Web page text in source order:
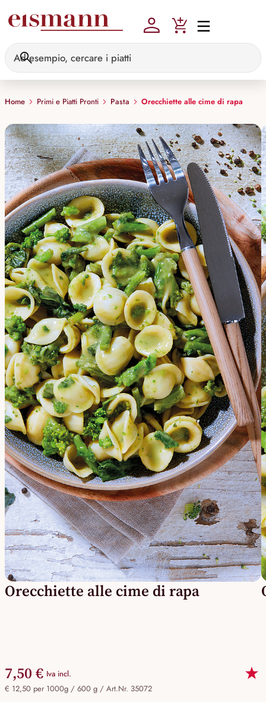
Home Primi e Piatti Pronti Pasta Orecchiette alle cime di rapa
Orecchiette alle cime di rapa
7,50 € Iva incl.
€ 12,50 per 1000g / 600 g / Art.Nr. 35072